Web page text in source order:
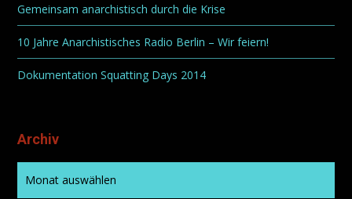
Gemeinsam anarchistisch durch die Krise
10 Jahre Anarchistisches Radio Berlin – Wir feiern!
Dokumentation Squatting Days 2014
Archiv